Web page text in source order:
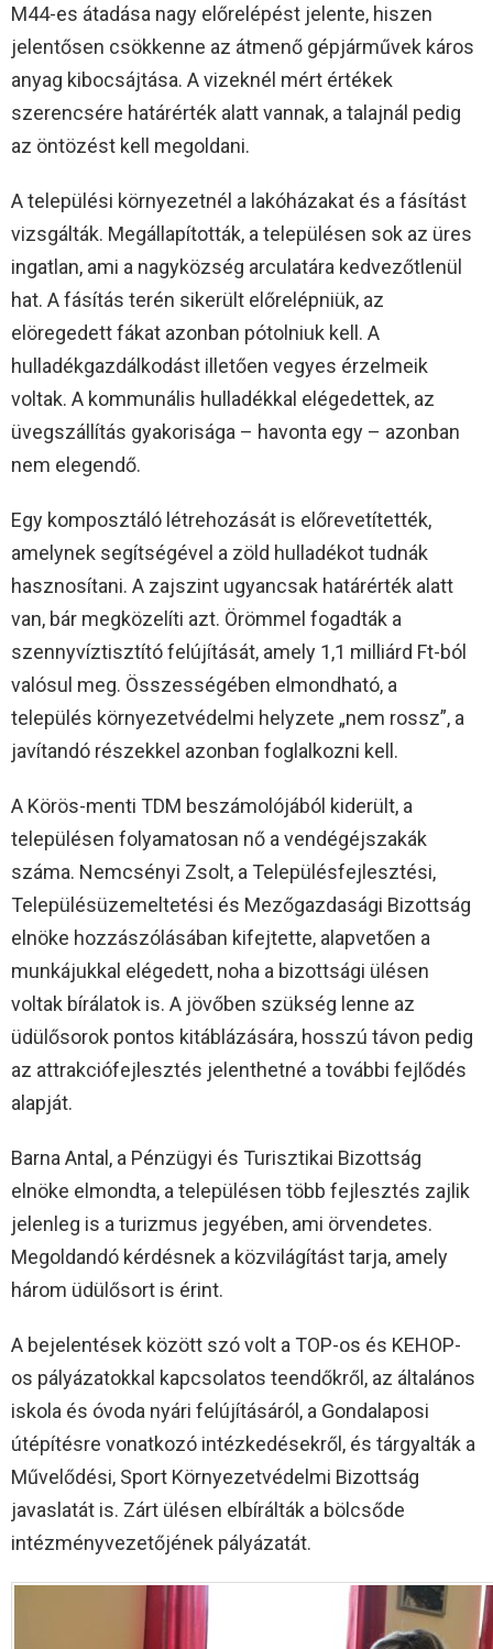
M44-es átadása nagy előrelépést jelente, hiszen
jelentősen csökkenne az átmenő gépjárművek káros
anyag kibocsájtása. A vizeknél mért értékek
szerencsére határérték alatt vannak, a talajnál pedig
az öntözést kell megoldani.
A települési környezetnél a lakóházakat és a fásítást
vizsgálták. Megállapították, a településen sok az üres
ingatlan, ami a nagyközség arculatára kedvezőtlenül
hat. A fásítás terén sikerült előrelépniük, az
elöregedett fákat azonban pótolniuk kell. A
hulladékgazdálkodást illetően vegyes érzelmeik
voltak. A kommunális hulladékkal elégedettek, az
üvegszállítás gyakorisága – havonta egy – azonban
nem elegendő.
Egy komposztáló létrehozását is előrevetítették,
amelynek segítségével a zöld hulladékot tudnák
hasznosítani. A zajszint ugyancsak határérték alatt
van, bár megközelíti azt. Örömmel fogadták a
szennyvíztisztító felújítását, amely 1,1 milliárd Ft-ból
valósul meg. Összességében elmondható, a
település környezetvédelmi helyzete „nem rossz”, a
javítandó részekkel azonban foglalkozni kell.
A Körös-menti TDM beszámolójából kiderült, a
településen folyamatosan nő a vendégéjszakák
száma. Nemcsényi Zsolt, a Településfejlesztési,
Településüzemeltetési és Mezőgazdasági Bizottság
elnöke hozzászólásában kifejtette, alapvetően a
munkájukkal elégedett, noha a bizottsági ülésen
voltak bírálatok is. A jövőben szükség lenne az
üdülősorok pontos kitáblázására, hosszú távon pedig
az attrakciófejlesztés jelenthetné a további fejlődés
alapját.
Barna Antal, a Pénzügyi és Turisztikai Bizottság
elnöke elmondta, a településen több fejlesztés zajlik
jelenleg is a turizmus jegyében, ami örvendetes.
Megoldandó kérdésnek a közvilágítást tarja, amely
három üdülősort is érint.
A bejelentések között szó volt a TOP-os és KEHOP-
os pályázatokkal kapcsolatos teendőkről, az általános
iskola és óvoda nyári felújításáról, a Gondalaposi
útépítésre vonatkozó intézkedésekről, és tárgyalták a
Művelődési, Sport Környezetvédelmi Bizottság
javaslatát is. Zárt ülésen elbírálták a bölcsőde
intézményvezetőjének pályázatát.